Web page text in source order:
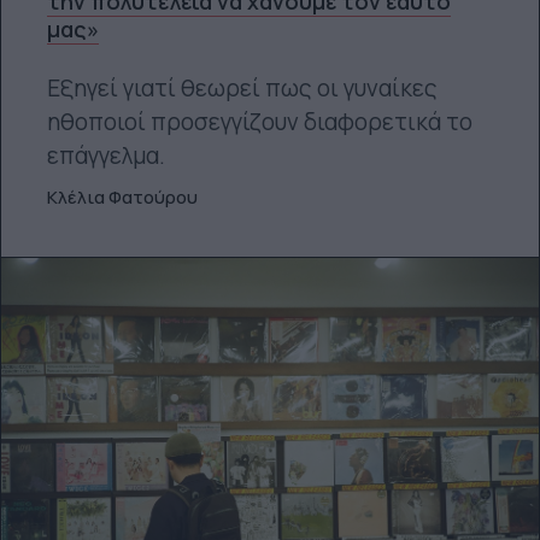
μας»
Εξηγεί γιατί θεωρεί πως οι γυναίκες
ηθοποιοί προσεγγίζουν διαφορετικά το
επάγγελμα.
Κλέλια Φατούρου